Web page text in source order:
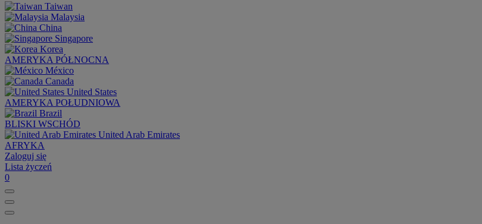
Taiwan
Malaysia
China
Singapore
Korea
AMERYKA PÓŁNOCNA
México
Canada
United States
AMERYKA POŁUDNIOWA
Brazil
BLISKI WSCHÓD
United Arab Emirates
AFRYKA
Zaloguj się
Lista życzeń
0